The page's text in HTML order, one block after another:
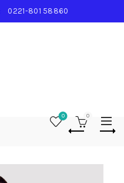
0221-801 58860
0 0